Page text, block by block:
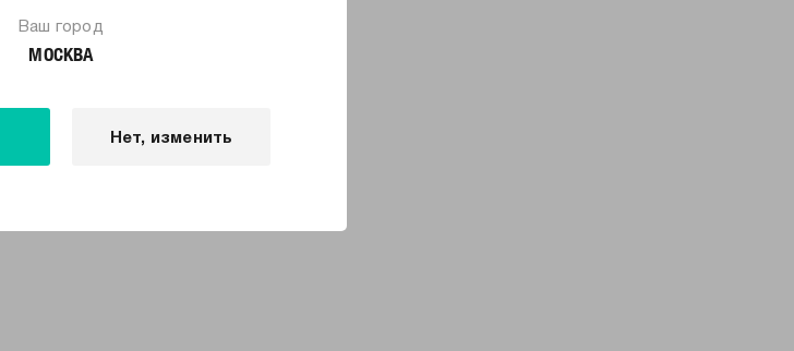
Ваш город
МОСКВА
Нет, изменить